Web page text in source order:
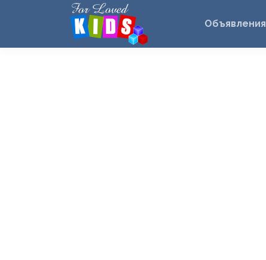
Объявления